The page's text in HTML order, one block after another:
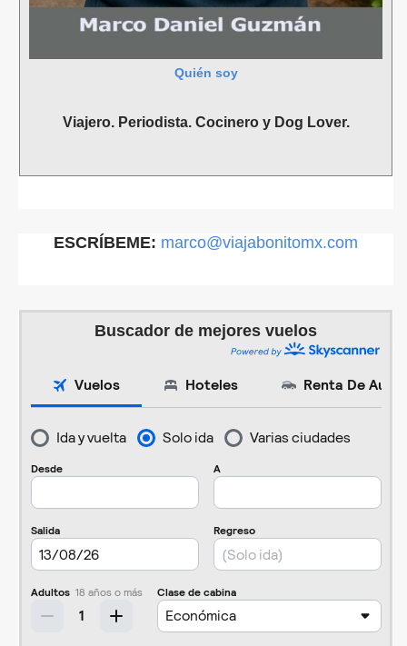
Quién soy
Viajero. Periodista. Cocinero y Dog Lover.
ESCRÍBEME: marco@viajabonitomx.com
Buscador de mejores vuelos